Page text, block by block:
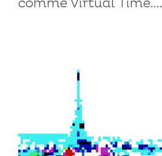
comme Virtual Time....